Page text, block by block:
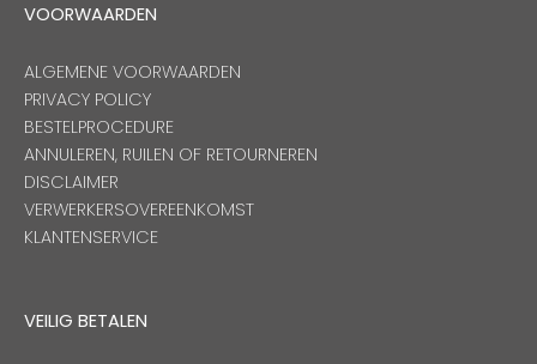
VOORWAARDEN
ALGEMENE VOORWAARDEN
PRIVACY POLICY
BESTELPROCEDURE
ANNULEREN, RUILEN OF RETOURNEREN
DISCLAIMER
VERWERKERSOVEREENKOMST
KLANTENSERVICE
VEILIG BETALEN